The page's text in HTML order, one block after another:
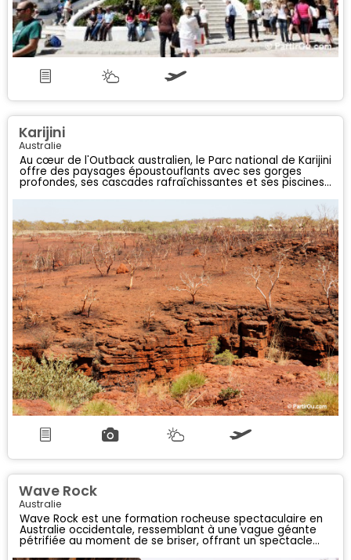
Karijini
Australie
Au cœur de l'Outback australien, le Parc national de Karijini
offre des paysages époustouflants avec ses gorges
profondes, ses cascades rafraîchissantes et ses piscines
naturelles, témoignant de la beauté sauvage et préservée
de l'Australie occidentale.
Wave Rock
Australie
Wave Rock est une formation rocheuse spectaculaire en
Australie occidentale, ressemblant à une vague géante
pétrifiée au moment de se briser, offrant un spectacle
naturel unique et captivant.